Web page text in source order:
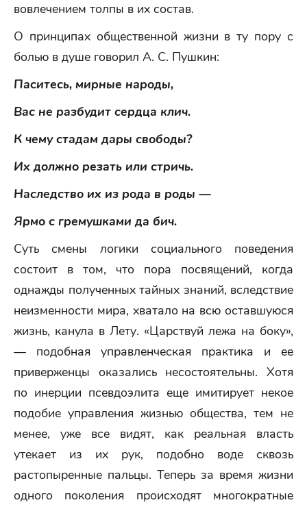
вовлечением толпы в их состав.
О принципах общественной жизни в ту пору с
болью в душе говорил А. С. Пушкин:
Паситесь, мирные народы,
Вас не разбудит сердца клич.
К чему стадам дары свободы?
Их должно резать или стричь.
Наследство их из рода в роды —
Ярмо с гремушками да бич.
Суть смены логики социального поведения
состоит в том, что пора посвящений, когда
однажды полученных тайных знаний, вследствие
неизменности мира, хватало на всю оставшуюся
жизнь, канула в Лету. «Царствуй лежа на боку»,
— подобная управленческая практика и ее
приверженцы оказались несостоятельны. Хотя
по инерции псевдоэлита еще имитирует некое
подобие управления жизнью общества, тем не
менее, уже все видят, как реальная власть
утекает из их рук, подобно воде сквозь
растопыренные пальцы. Теперь за время жизни
одного поколения происходят многократные